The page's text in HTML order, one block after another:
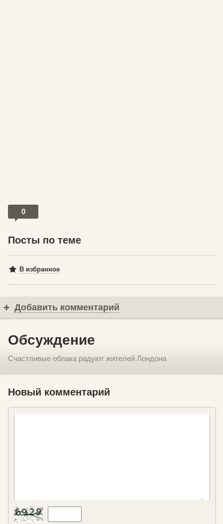
0
Посты по теме
В избранное
Добавить комментарий
Обсуждение
Счастливые облака радуют жителей Лондона
Новый комментарий